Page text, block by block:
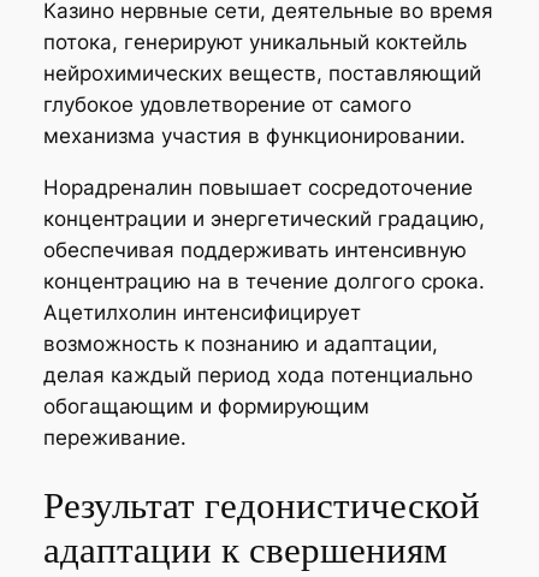
Казино нервные сети, деятельные во время
потока, генерируют уникальный коктейль
нейрохимических веществ, поставляющий
глубокое удовлетворение от самого
механизма участия в функционировании.
Норадреналин повышает сосредоточение
концентрации и энергетический градацию,
обеспечивая поддерживать интенсивную
концентрацию на в течение долгого срока.
Ацетилхолин интенсифицирует
возможность к познанию и адаптации,
делая каждый период хода потенциально
обогащающим и формирующим
переживание.
Результат гедонистической
адаптации к свершениям